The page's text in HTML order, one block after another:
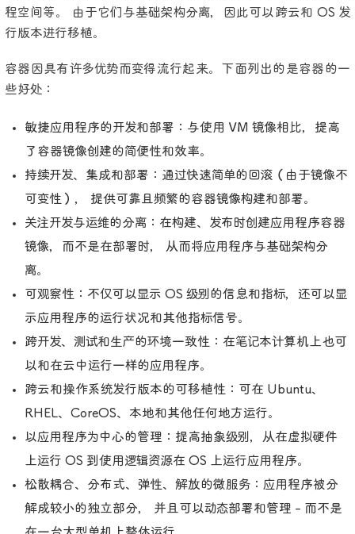
程空间等。 由于它们与基础架构分离，因此可以跨云和 OS 发
行版本进行移植。
容器因具有许多优势而变得流行起来。下面列出的是容器的一
些好处：
敏捷应用程序的开发和部署：与使用 VM 镜像相比，提高
了容器镜像创建的简便性和效率。
持续开发、集成和部署：通过快速简单的回滚（由于镜像不
可变性）， 提供可靠且频繁的容器镜像构建和部署。
关注开发与运维的分离：在构建、发布时创建应用程序容器
镜像，而不是在部署时， 从而将应用程序与基础架构分
离。
可观察性：不仅可以显示 OS 级别的信息和指标，还可以显
示应用程序的运行状况和其他指标信号。
跨开发、测试和生产的环境一致性：在笔记本计算机上也可
以和在云中运行一样的应用程序。
跨云和操作系统发行版本的可移植性：可在 Ubuntu、
RHEL、CoreOS、本地和其他任何地方运行。
以应用程序为中心的管理：提高抽象级别，从在虚拟硬件
上运行 OS 到使用逻辑资源在 OS 上运行应用程序。
松散耦合、分布式、弹性、解放的微服务：应用程序被分
解成较小的独立部分， 并且可以动态部署和管理 - 而不是